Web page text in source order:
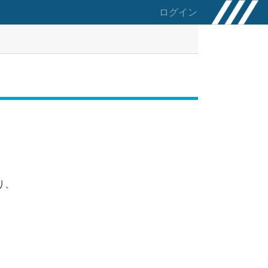
ログイン